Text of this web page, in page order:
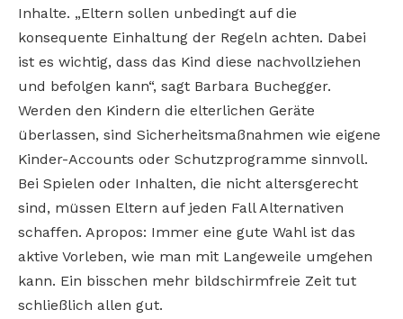
Inhalte. „Eltern sollen unbedingt auf die
konsequente Einhaltung der Regeln achten. Dabei
ist es wichtig, dass das Kind diese nachvollziehen
und befolgen kann“, sagt Barbara Buchegger.
Werden den Kindern die elterlichen Geräte
überlassen, sind Sicherheitsmaßnahmen wie eigene
Kinder-Accounts oder Schutzprogramme sinnvoll.
Bei Spielen oder Inhalten, die nicht altersgerecht
sind, müssen Eltern auf jeden Fall Alternativen
schaffen. Apropos: Immer eine gute Wahl ist das
aktive Vorleben, wie man mit Langeweile umgehen
kann. Ein bisschen mehr bildschirmfreie Zeit tut
schließlich allen gut.